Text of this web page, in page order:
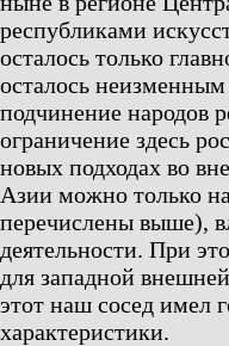
республиками
осталось только
осталось неизменным
подчинение народов
ограничение здесь
новых подходах во
Азии можно только
перечислены выше),
деятельности. При
для западной
этот наш сосед имел
характеристики.